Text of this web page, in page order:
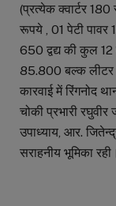
(प्रत्येक क्वार्टर
रूपये , 01 पेटी पावर
650 द्वद्य की कुल
85.800 बल्क लीटर
कारवाई में रिंगनोद
चोकी प्रभारी
उपाध्याय, आर.
सराहनीय भूमिका रही।